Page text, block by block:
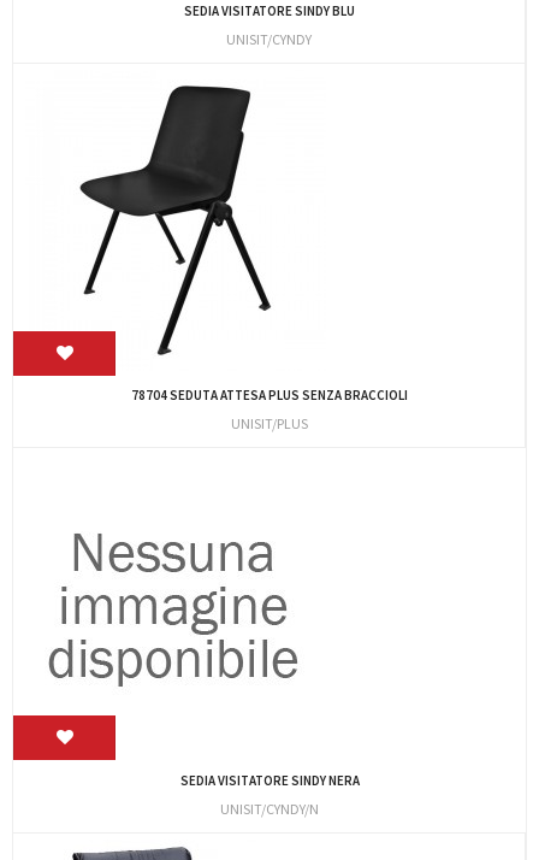
SEDIA VISITATORE SINDY BLU
UNISIT/CYNDY
78704 SEDUTA ATTESA PLUS SENZA BRACCIOLI
UNISIT/PLUS
SEDIA VISITATORE SINDY NERA
UNISIT/CYNDY/N